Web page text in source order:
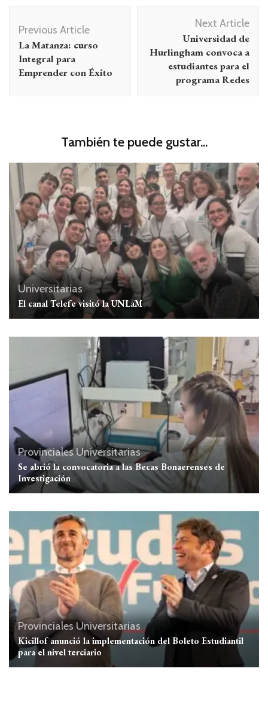
de
entradas
Previous Article
La Matanza: curso
Integral para
Emprender con Éxito
Next Article
Universidad de
Hurlingham convoca a
estudiantes para el
programa Redes
También te puede gustar...
Universitarias
El canal Telefe visitó la UNLaM
Provinciales Universitarias
Se abrió la convocatoria a las Becas Bonaerenses de
Investigación
Provinciales Universitarias
Kicillof anunció la implementación del Boleto Estudiantil
para el nivel terciario